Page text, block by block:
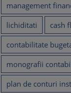
management
lichiditati
cash
contabilitate
monografii
plan de conturi